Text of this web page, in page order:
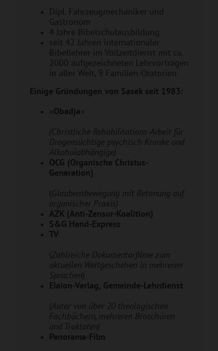
Dipl. Fahrzeugmechaniker und
Gastronom
4 Jahre Bibelschulausbildung
seit 42 Jahren internationaler
Bibellehrer im Vollzeitdienst mit ca.
2000 aufgezeichneten Lehrvorträgen
in aller Welt, 9 Familien-Oratorien
Einige Gründungen von Sasek seit 1983:
«Obadja»
(Christliche Rehabilitations-Arbeit für
Drogensüchtige psychisch Kranke und
Alkoholabhängige)
OCG (Organische Christus-
Generation)
(Glaubensbewegung mit Betonung auf
organischer Praxis)
AZK (Anti-Zensur-Koalition)
S&G Hand-Express
TV
(Zahlreiche Dokumentarfilme zum
aktuellen Weltgeschehen in mehreren
Sprachen)
Elaion-Verlag, Gemeinde-Lehrdienst
(Autor von über 20 theologischen
Fachbüchern, mehreren Broschüren
und Traktaten)
Panorama-Film